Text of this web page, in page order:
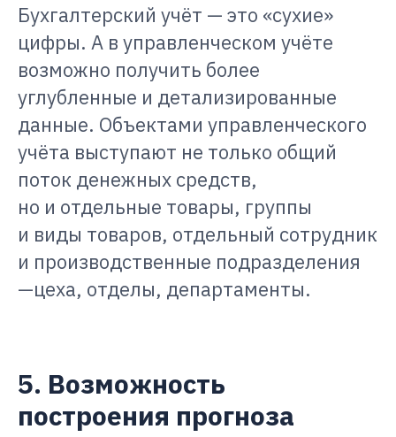
Бухгалтерский учёт — это «сухие»
цифры. А в управленческом учёте
возможно получить более
углубленные и детализированные
данные. Объектами управленческого
учёта выступают не только общий
поток денежных средств,
но и отдельные товары, группы
и виды товаров, отдельный сотрудник
и производственные подразделения
—цеха, отделы, департаменты.
5. Возможность
построения прогноза